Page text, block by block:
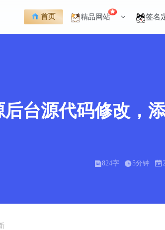
后台源代码修改，
824字 5分钟
首页 精品网站 签名